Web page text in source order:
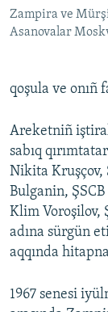
Zampira ve
Asanovalar
qoşula ve onıñ
Areketniñ
sabıq
Nikita Kruşçov,
Bulganin,
Klim Voroşilov,
adına sürgün
aqqında
1967 senesi